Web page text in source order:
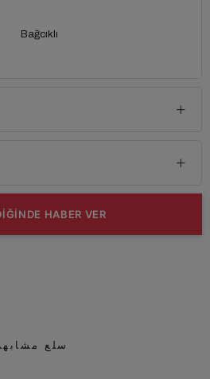
Bağcıklı
HABER VER
سلع